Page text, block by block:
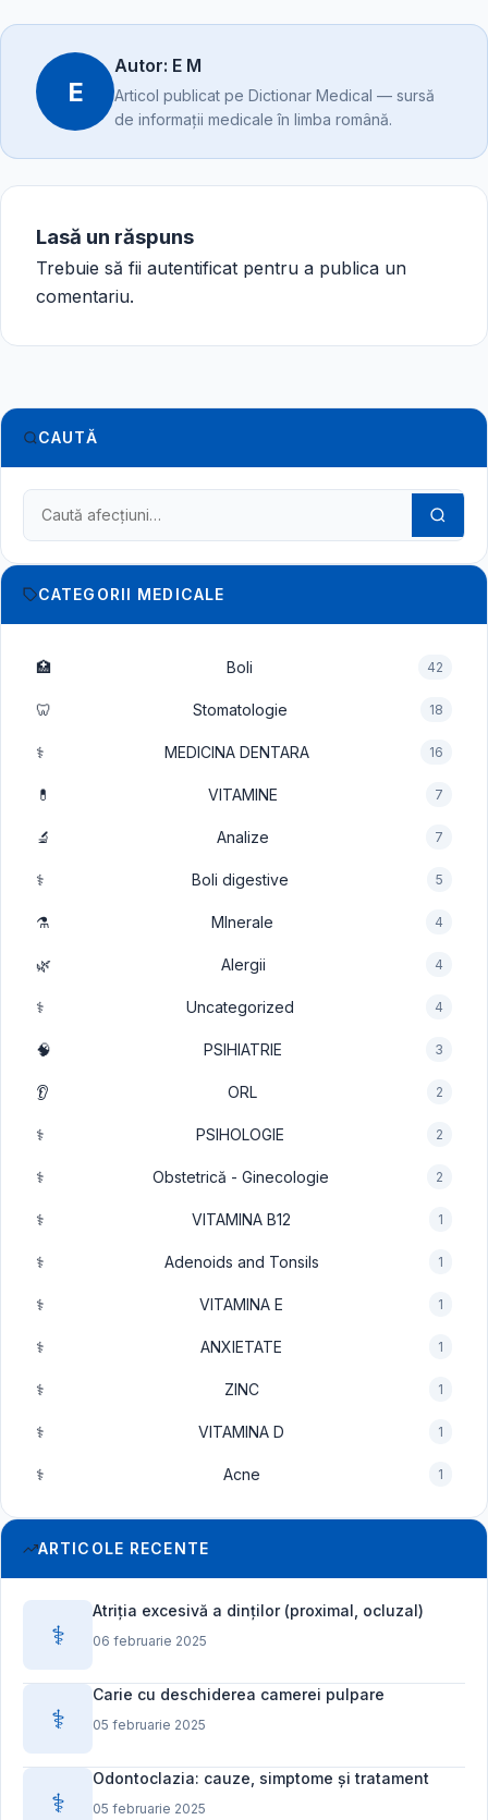
E
Autor: E M
Articol publicat pe Dictionar Medical — sursă
de informații medicale în limba română.
Lasă un răspuns
Trebuie să fii autentificat pentru a publica un
comentariu.
CAUTĂ
Caută în dicționarul medical
CATEGORII MEDICALE
🏥 Boli 42
🦷 Stomatologie 18
⚕️ MEDICINA DENTARA 16
💊 VITAMINE 7
🔬 Analize 7
⚕️ Boli digestive 5
⚗️ MInerale 4
🌿 Alergii 4
⚕️ Uncategorized 4
🧠 PSIHIATRIE 3
👂 ORL 2
⚕️ PSIHOLOGIE 2
⚕️ Obstetrică - Ginecologie 2
⚕️ VITAMINA B12 1
⚕️ Adenoids and Tonsils 1
⚕️ VITAMINA E 1
⚕️ ANXIETATE 1
⚕️ ZINC 1
⚕️ VITAMINA D 1
⚕️ Acne 1
ARTICOLE RECENTE
⚕️
Atriția excesivă a dinților (proximal, ocluzal)
06 februarie 2025
⚕️
Carie cu deschiderea camerei pulpare
05 februarie 2025
⚕️
Odontoclazia: cauze, simptome și tratament
05 februarie 2025